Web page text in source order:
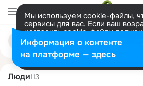
Мы используем cookie-файлы,
сервисы для вас. Если ваш
настроить cookie-файлы
представитель. Больше
Разрешить все Настроить
Поиск
людям
aliya ayupova
Люди113
Информация о контенте
на платформе — здесь